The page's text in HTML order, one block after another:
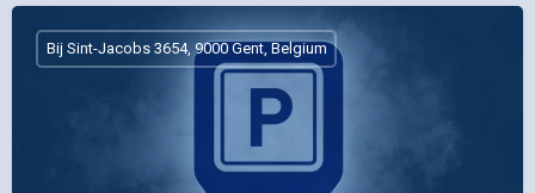
Bij Sint-Jacobs 3654, 9000 Gent, Belgium